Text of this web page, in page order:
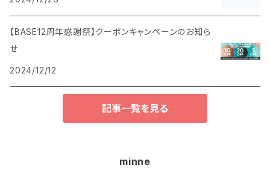
【BASE12周年感謝祭】クーポンキャンペーンのお知ら
せ
2024/12/12
記事一覧を見る
minne